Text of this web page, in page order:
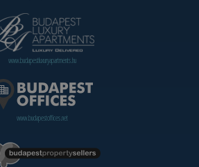
www.budapestluxuryapartments.hu
www.budapestoffices.net